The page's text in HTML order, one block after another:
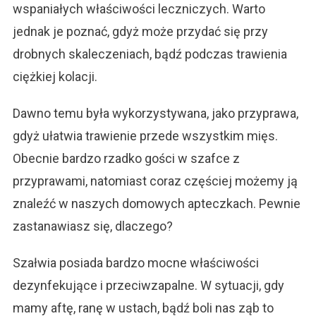
wspaniałych właściwości leczniczych. Warto
jednak je poznać, gdyż może przydać się przy
drobnych skaleczeniach, bądź podczas trawienia
ciężkiej kolacji.
Dawno temu była wykorzystywana, jako przyprawa,
gdyż ułatwia trawienie przede wszystkim mięs.
Obecnie bardzo rzadko gości w szafce z
przyprawami, natomiast coraz częściej możemy ją
znaleźć w naszych domowych apteczkach. Pewnie
zastanawiasz się, dlaczego?
Szałwia posiada bardzo mocne właściwości
dezynfekujące i przeciwzapalne. W sytuacji, gdy
mamy aftę, ranę w ustach, bądź boli nas ząb to